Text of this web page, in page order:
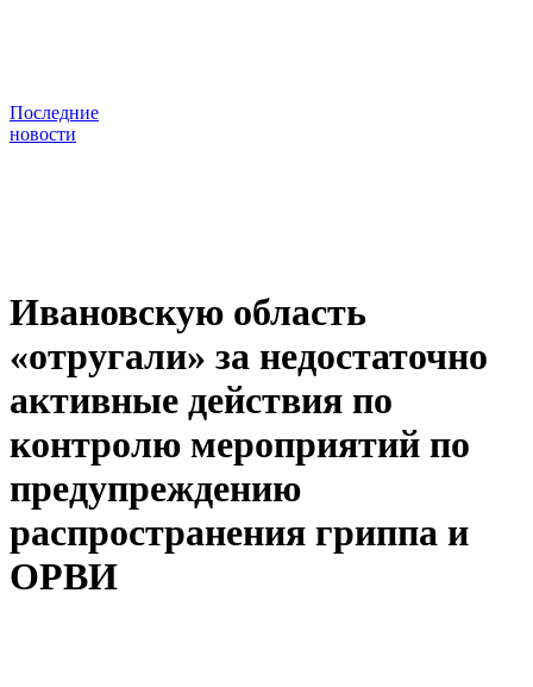
Последние
новости
Ивановскую область
«отругали» за недостаточно
активные действия по
контролю мероприятий по
предупреждению
распространения гриппа и
ОРВИ